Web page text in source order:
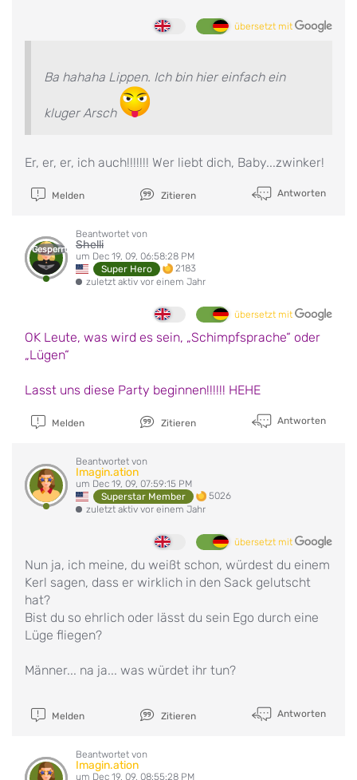
übersetzt mit
Ba hahaha Lippen. Ich bin hier einfach ein
kluger Arsch
Er, er, er, ich auch!!!!!!! Wer liebt dich, Baby...zwinker!
Melden Zitieren Antworten
Gesperrt
Beantwortet von
Shelli
um Dec 19, 09, 06:58:28 PM
Super Hero
2183
zuletzt aktiv vor einem Jahr
übersetzt mit
OK Leute, was wird es sein, „Schimpfsprache“ oder
„Lügen“
Lasst uns diese Party beginnen!!!!!! HEHE
Melden Zitieren Antworten
Beantwortet von
Imagin.ation
um Dec 19, 09, 07:59:15 PM
Superstar Member
5026
zuletzt aktiv vor einem Jahr
übersetzt mit
Nun ja, ich meine, du weißt schon, würdest du einem
Kerl sagen, dass er wirklich in den Sack gelutscht
hat?
Bist du so ehrlich oder lässt du sein Ego durch eine
Lüge fliegen?
Männer... na ja... was würdet ihr tun?
Melden Zitieren Antworten
Beantwortet von
Imagin.ation
um Dec 19, 09, 08:55:28 PM